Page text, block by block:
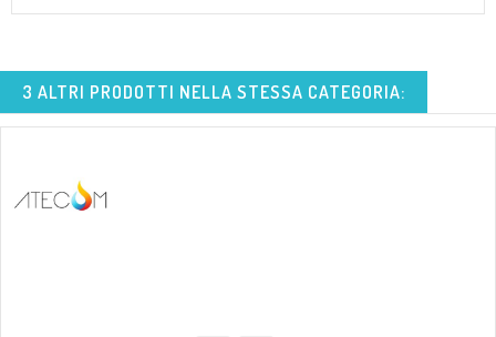
3 ALTRI PRODOTTI NELLA STESSA CATEGORIA: